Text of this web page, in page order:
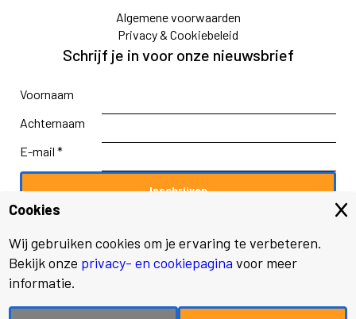
Algemene voorwaarden
Privacy & Cookiebeleid
Schrijf je in voor onze nieuwsbrief
Voornaam
Achternaam
E-mail *
© 2026 Visreis.nl
Cookies
Wij gebruiken cookies om je ervaring te verbeteren.
Bekijk onze privacy- en cookiepagina voor meer
informatie.